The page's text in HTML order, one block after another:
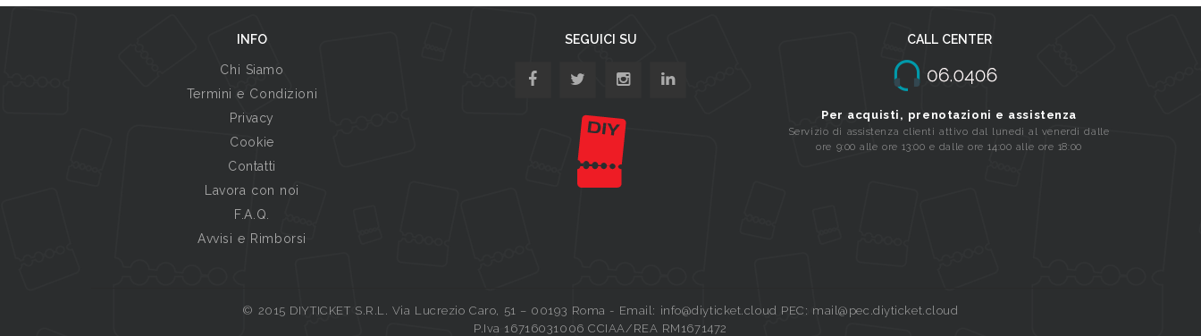
INFO
Chi Siamo
Termini e Condizioni
Privacy
Cookie
Contatti
Lavora con noi
F.A.Q.
Avvisi e Rimborsi
SEGUICI SU CALL CENTER
Per acquisti, prenotazioni e assistenza
Servizio di assistenza clienti attivo dal lunedi al venerdi dalle
ore 9:00 alle ore 13:00 e dalle ore 14:00 alle ore 18:00
© 2015 DIYTICKET S.R.L. Via Lucrezio Caro, 51 – 00193 Roma - Email: info@diyticket.cloud PEC: mail@pec.diyticket.cloud
P.Iva 16716031006 CCIAA/REA RM1671472